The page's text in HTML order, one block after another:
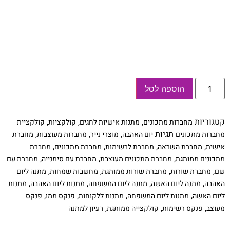
כמות
קולקציית
לחג
–
סט
הכולל:
מחברת
מתכונים
אישית
עם
שם
וסימניה,
פנקס
ממו
הוספה לסל
קטגוריותמחברות מתכונים,מתנות אישיות לחגים,קולקציות,קולקציית
מחברות מתכונים תגיותיום האהבה,מוצרי נייר,מחברות מעוצבות,מחברת
אישית,מחברת השראה,מחברת לרשימות,מחברת מתכונים,מחברת
מתכונים ממותגת,מחברת מתכונים מעוצבת,מחברת עם סימנייה,מחברת עם
שם,מחברת שורות,מחברת שורות ממותגת,מחשבות שמחות,מתנה ליום
האהבה,מתנה ליום האשה,מתנה ליום המשפחה,מתנות ליום האהבה,מתנות
ליום האשה,מתנות ליום המשפחה,מתנות ללקוחות,פנקס ממו,פנקס
מעוצב,פנקס רשימות,קולקצייה ממותגת,רעיון למתנה